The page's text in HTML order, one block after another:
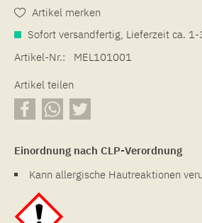
Artikel merken
Sofort versandfertig, Lieferzeit ca.
Artikel-Nr.:
MEL101001
Artikel teilen
Einordnung nach CLP-Verordnung
Kann allergische Hautreaktionen